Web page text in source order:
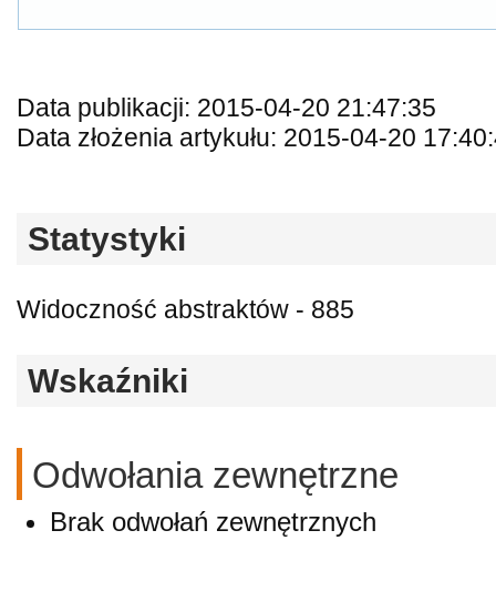
Data publikacji: 2015-04-20 21:47:35
Data złożenia artykułu: 2015-04-20
Statystyki
Widoczność abstraktów - 885
Wskaźniki
Odwołania zewnętrzne
Brak odwołań zewnętrznych